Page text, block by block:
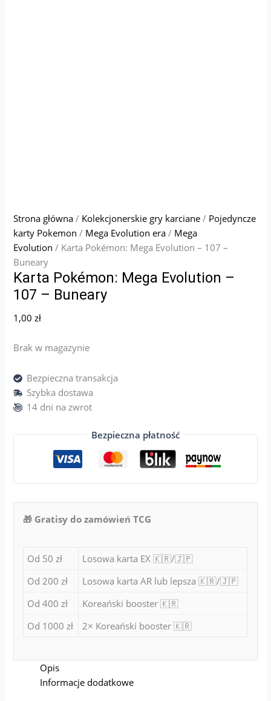
Strona główna / Kolekcjonerskie gry karciane / Pojedyncze
karty Pokemon / Mega Evolution era / Mega
Evolution / Karta Pokémon: Mega Evolution – 107 –
Buneary
Karta Pokémon: Mega Evolution –
107 – Buneary
1,00zł
Brak w magazynie
Bezpieczna transakcja
Szybka dostawa
14 dni na zwrot
Bezpieczna płatność
🎁 Gratisy do zamówień TCG
Od 50 zł
Losowa karta EX 🇰🇷/🇯🇵
Od 200 zł
Losowa karta AR lub lepsza 🇰🇷/🇯🇵
Od 400 zł
Koreański booster 🇰🇷
Od 1000 zł
2× Koreański booster 🇰🇷
Opis
Informacje dodatkowe